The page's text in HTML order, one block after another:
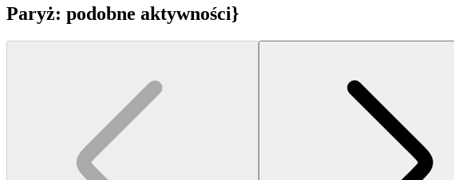
Paryż: podobne aktywności}